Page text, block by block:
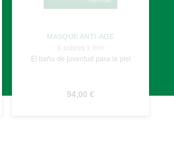
MASQUE ANTI-AGE
6 sobres x 8ml
El baño de juventud para la piel
94,00 €